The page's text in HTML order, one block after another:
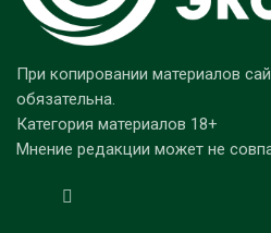
При копировании материалов
обязательна.
Категория материалов 18+
Мнение редакции может не